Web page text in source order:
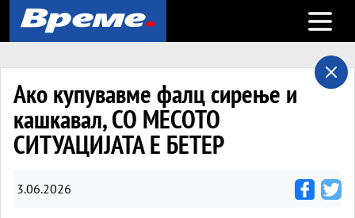
Open
Ако купувавме фалц сирење и
кашкавал, СО МЕСОТО
СИТУАЦИЈАТА Е БЕТЕР
3.06.2026